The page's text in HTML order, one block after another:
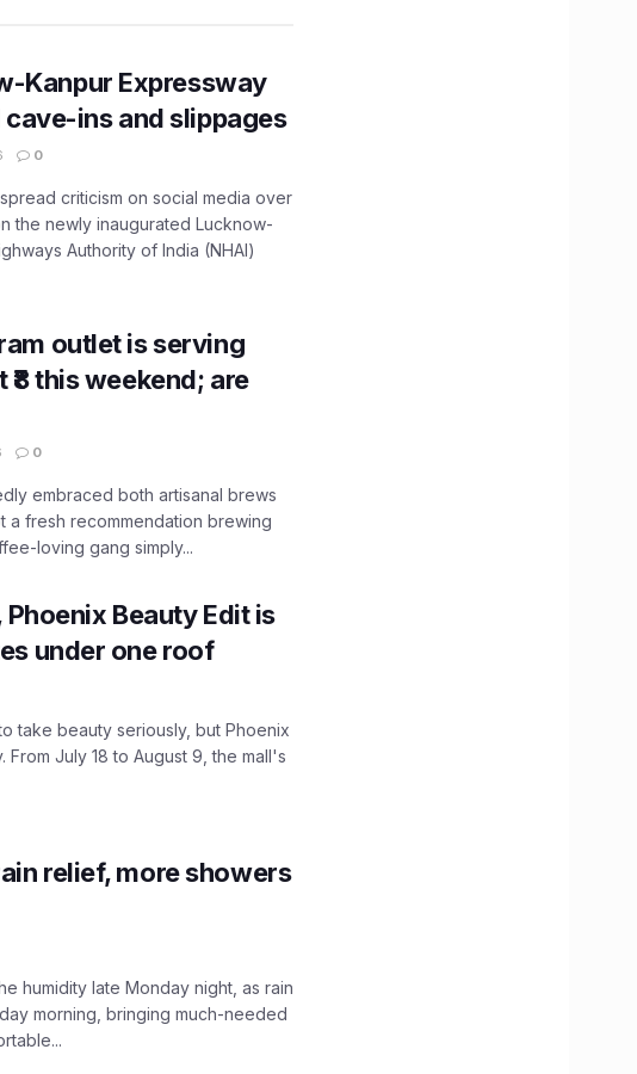
Kanpur Expressway
ins and slippages
0
criticism on social media over
the newly inaugurated Lucknow-
Authority of India (NHAI)
outlet is serving
this weekend; are
0
embraced both artisanal brews
fresh recommendation brewing
loving gang simply...
Beauty Edit is
under one roof
take beauty seriously, but Phoenix
July 18 to August 9, the mall's
relief, more showers
humidity late Monday night, as rain
morning, bringing much-needed